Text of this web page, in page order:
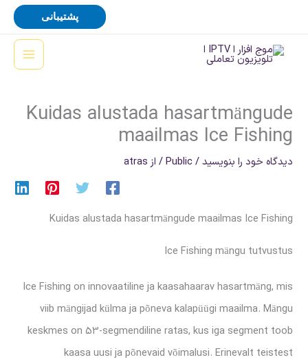
پشتیبانی
Kuidas alustada hasartmängude
maailmas Ice Fishing
دیدگاه‌ خود را بنویسید /
Public/ از atras
Kuidas alustada hasartmängude maailmas Ice Fishing
Ice Fishing mängu tutvustus
Ice Fishing on innovaatiline ja kaasahaarav hasartmäng, mis
viib mängijad külma ja põneva kalapüügi maailma. Mängu
keskmes on 53-segmendiline ratas, kus iga segment toob
kaasa uusi ja põnevaid võimalusi. Erinevalt teistest